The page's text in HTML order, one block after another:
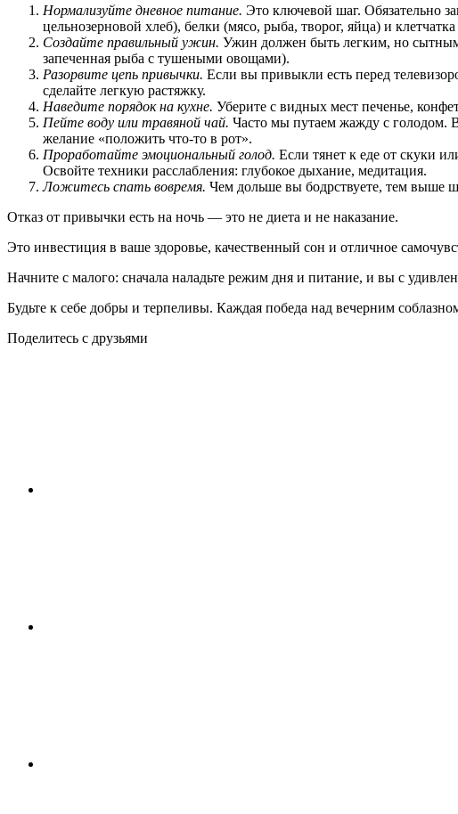
Нормализуйте дневное питание. Это ключевой шаг. Обязательно
цельнозерновой хлеб), белки (мясо, рыба, творог, яйца) и
Создайте правильный ужин. Ужин должен быть легким, но сытным,
запеченная рыба с тушеными овощами).
Разорвите цепь привычки. Если вы привыкли есть перед
сделайте легкую растяжку.
Наведите порядок на кухне. Уберите с видных мест печенье,
Пейте воду или травяной чай. Часто мы путаем жажду с голодом.
желание «положить что-то в рот».
Проработайте эмоциональный голод. Если тянет к еде от скуки
Освойте техники расслабления: глубокое дыхание, медитация.
Ложитесь спать вовремя. Чем дольше вы бодрствуете, тем выше
Отказ от привычки есть на ночь — это не диета и не наказание.
Это инвестиция в ваше здоровье, качественный сон и отличное
Начните с малого: сначала наладьте режим дня и питание, и вы с
Будьте к себе добры и терпеливы. Каждая победа над вечерним
Поделитесь с друзьями